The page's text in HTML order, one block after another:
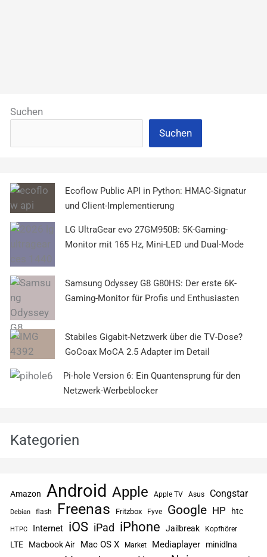
Suchen
Suchen
Ecoflow Public API in Python: HMAC-Signatur
und Client-Implementierung
LG UltraGear evo 27GM950B: 5K-Gaming-
Monitor mit 165 Hz, Mini-LED und Dual-Mode
Samsung Odyssey G8 G80HS: Der erste 6K-
Gaming-Monitor für Profis und Enthusiasten
Stabiles Gigabit-Netzwerk über die TV-Dose?
GoCoax MoCA 2.5 Adapter im Detail
Pi-hole Version 6: Ein Quantensprung für den
Netzwerk-Werbeblocker
Kategorien
Amazon Android Apple Apple TV Asus Congstar
Debian flash Freenas Fritzbox Fyve Google HP htc
HTPC Internet iOS iPad iPhone Jailbreak Kopfhörer
LTE Macbook Air Mac OS X Market Mediaplayer minidlna